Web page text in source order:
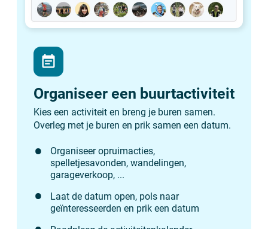
event_note
Organiseer een buurtactiviteit
Kies een activiteit en breng je buren samen.
Overleg met je buren en prik samen een datum.
Organiseer opruimacties,
spelletjesavonden, wandelingen,
garageverkoop, ...
Laat de datum open, pols naar
geïnteresseerden en prik een datum